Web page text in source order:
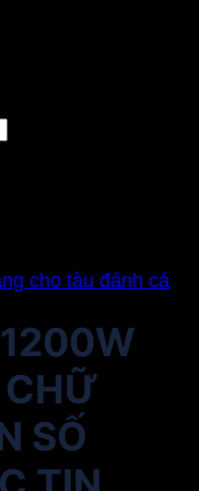
cho tàu đánh cá
SỐ